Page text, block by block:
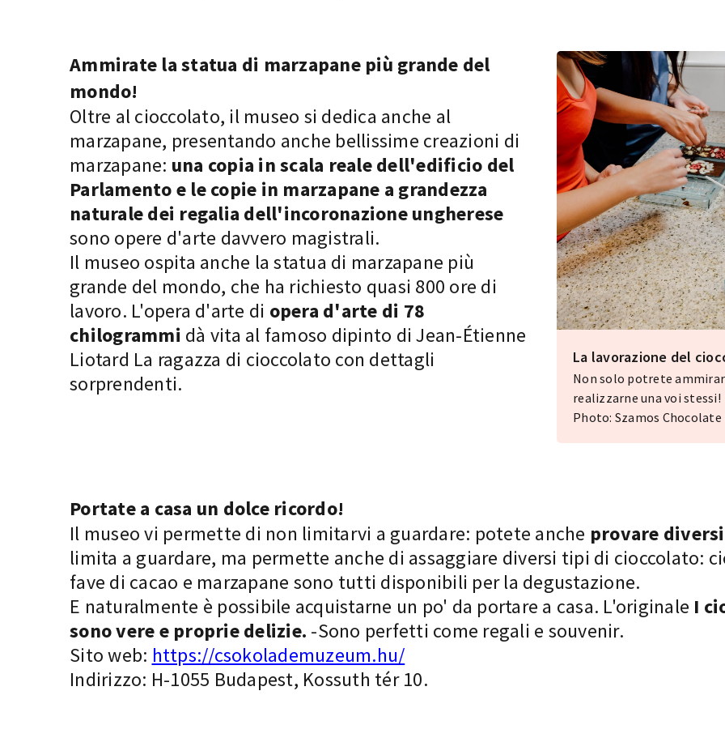
Ammirate la statua di marzapane più grande del
mondo!
Oltre al cioccolato, il museo si dedica anche al
marzapane, presentando anche bellissime creazioni di
marzapane: una copia in scala reale dell'edificio del
Parlamento e le copie in marzapane a grandezza
naturale dei regalia dell'incoronazione ungherese
sono opere d'arte davvero magistrali.
Il museo ospita anche la statua di marzapane più
grande del mondo, che ha richiesto quasi 800 ore di
lavoro. L'opera d'arte di opera d'arte di 78
chilogrammi dà vita al famoso dipinto di Jean-Étienne
Liotard La ragazza di cioccolato con dettagli
sorprendenti.
La lavorazione del
Non solo potrete
realizzarne una voi stessi!
Photo: Szamos Chocolate
Portate a casa un dolce ricordo!
Il museo vi permette di non limitarvi a guardare: potete anche provare
limita a guardare, ma permette anche di assaggiare diversi tipi di cioccolato:
fave di cacao e marzapane sono tutti disponibili per la degustazione.
E naturalmente è possibile acquistarne un po' da portare a casa. L'originale I
sono vere e proprie delizie. -Sono perfetti come regali e souvenir.
Sito web: https://csokolademuzeum.hu/
Indirizzo: H-1055 Budapest, Kossuth tér 10.